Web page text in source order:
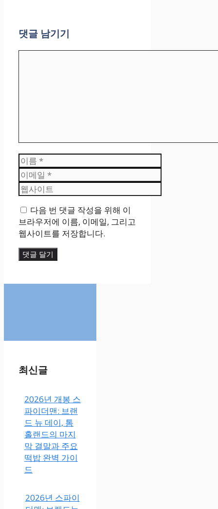
댓글 남기기
이
름
이
메
일
웹
사
이
트
다음 번 댓글 작성을 위해 이
브라우저에 이름, 이메일, 그리고
웹사이트를 저장합니다.
최신글
2026년 개봉 스
파이더맨: 브랜
드 뉴 데이, 톰
홀랜드의 마지
막 결말과 주요
떡밥 완벽 가이
드
2026년 스파이